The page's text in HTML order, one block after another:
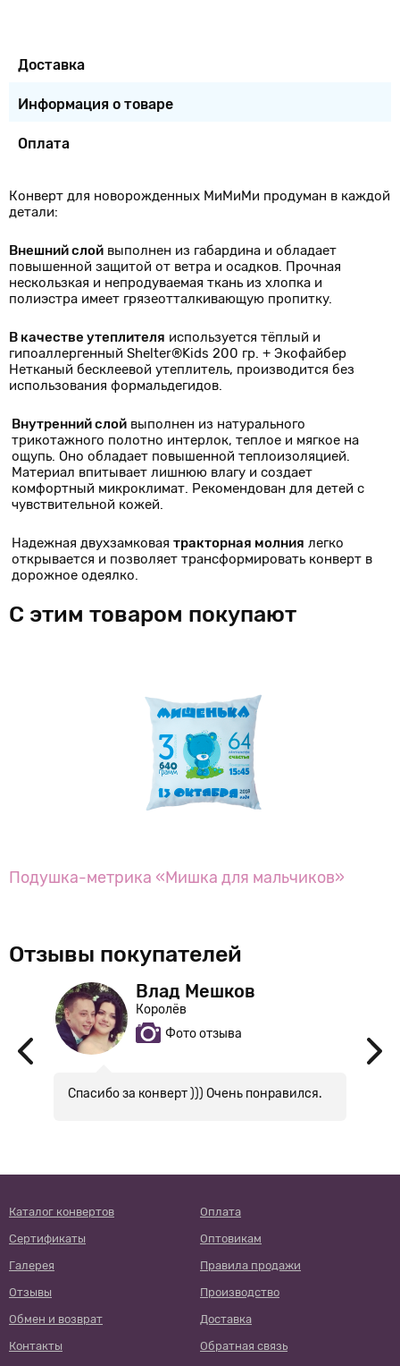
Доставка
Информация о товаре
Оплата
Конверт для новорожденных МиМиМи продуман в каждой
детали:
Внешний слой выполнен из габардина и обладает
повышенной защитой от ветра и осадков. Прочная
нескользкая и непродуваемая ткань из хлопка и
полиэстра имеет грязеотталкивающую пропитку.
В качестве утеплителя используется тёплый и
гипоаллергенный Shelter®Kids 200 гр. + Экофайбер
Нетканый бесклеевой утеплитель, производится без
использования формальдегидов.
Внутренний слой выполнен из натурального
трикотажного полотно интерлок, теплое и мягкое на
ощупь. Оно обладает повышенной теплоизоляцией.
Материал впитывает лишнюю влагу и создает
комфортный микроклимат. Рекомендован для детей с
чувствительной кожей.
Надежная двухзамковая тракторная молния легко
открывается и позволяет трансформировать конверт в
дорожное одеялко.
С этим товаром покупают
Подушка-метрика «Мишка для мальчиков»
Отзывы покупателей
Влад Мешков
Королёв
Фото отзыва
Спасибо за конверт ))) Очень понравился.
Каталог конвертов
Оплата
Сертификаты
Оптовикам
Галерея
Правила продажи
Отзывы
Производство
Обмен и возврат
Доставка
Контакты
Обратная связь